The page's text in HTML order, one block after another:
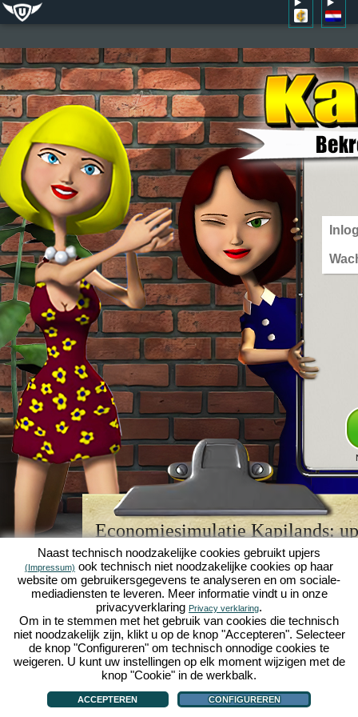
Economiesimulatie Kapilands:
browserspellegende
Kapilands is een van de bestebrowserspellenvan
retrogamevoor fans van economiesimulaties. Het
werd ooit uitgeroepen tot "MMO van het jaar" en is
een genot voor fans van strategische
online
je eigen zakenimperium opbouwen en carrière
economiesimulaties!
Naast technisch noodzakelijke cookies gebruikt upjers
(Impressum) ook technisch niet noodzakelijke cookies op haar
website om gebruikersgegevens te analyseren en om sociale-
mediadiensten te leveren. Meer informatie vindt u in onze
privacyverklaring Privacy verklaring.
Om in te stemmen met het gebruik van cookies die technisch
niet noodzakelijk zijn, klikt u op de knop "Accepteren". Selecteer
de knop "Configureren" om technisch onnodige cookies te
weigeren. U kunt uw instellingen op elk moment wijzigen met de
knop "Cookie" in de werkbalk.
ACCEPTEREN CONFIGUREREN